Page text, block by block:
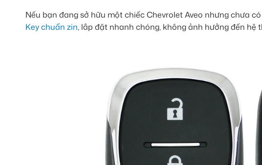
Nếu bạn đang sở hữu một chiếc Chevrolet Aveo nhưng chưa
Key chuẩn zin, lắp đặt nhanh chóng, không ảnh hưởng đến hệ